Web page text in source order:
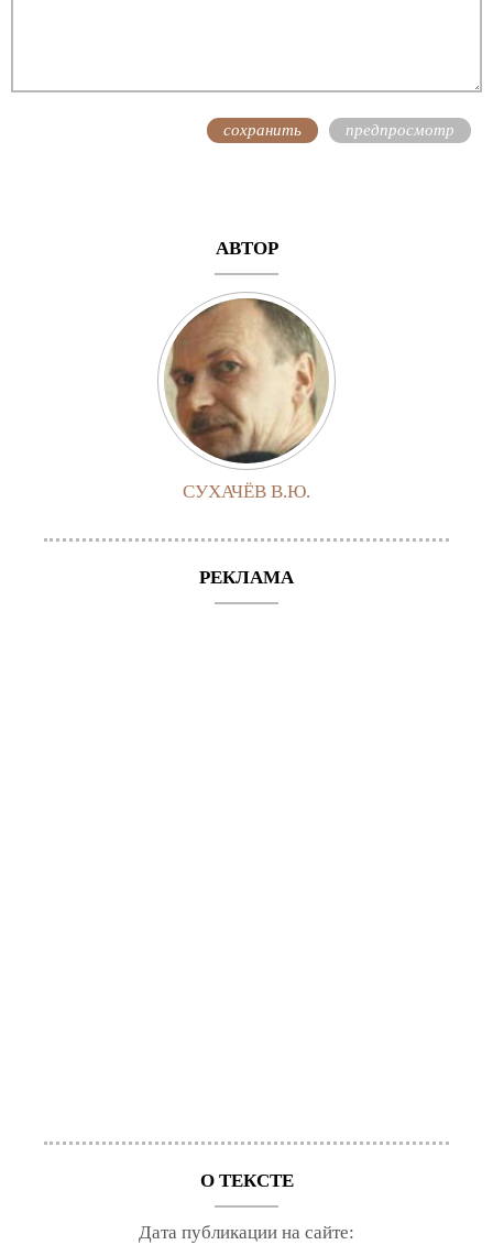
АВТОР
СУХАЧЁВ В.Ю.
РЕКЛАМА
О ТЕКСТЕ
Дата публикации на сайте: